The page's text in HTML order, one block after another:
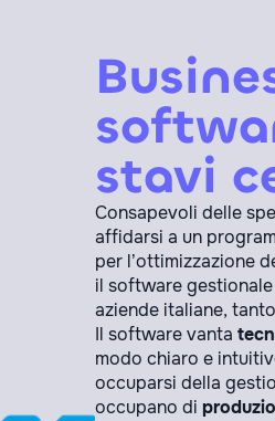
stavi
Consapevoli delle
affidarsi a un
per l’ottimizzazione
il software gestionale
aziende italiane,
Il software vanta
modo chiaro e
occuparsi della
occupano di